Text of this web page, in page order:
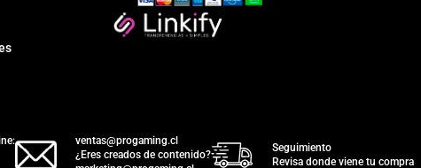
ventas@progaming.cl
¿Eres creados de contenido?
Seguimiento
Revisa donde viene tu compra